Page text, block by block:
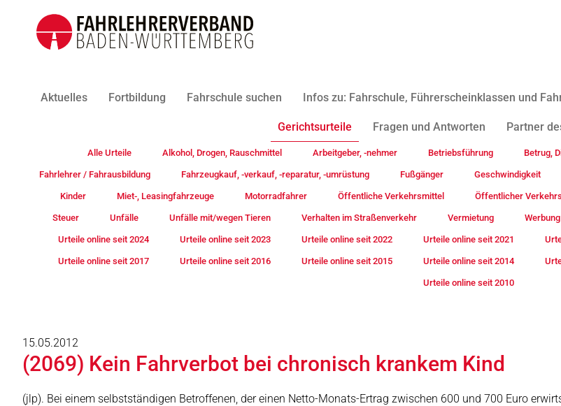
Aktuelles Fortbildung Fahrschule suchen Infos zu: Fahrschule, Führerscheinklassen und
Gerichtsurteile Fragen und Antworten Partner
Alle Urteile Alkohol, Drogen, Rauschmittel Arbeitgeber, -nehmer Betriebsführung Betrug,
Fahrlehrer / Fahrausbildung Fahrzeugkauf, -verkauf, -reparatur, -umrüstung Fußgänger Geschwindigkeit
Kinder Miet-, Leasingfahrzeuge Motorradfahrer Öffentliche Verkehrsmittel Öffentlicher
Steuer Unfälle Unfälle mit/wegen Tieren Verhalten im Straßenverkehr Vermietung Werbung
Urteile online seit 2024 Urteile online seit 2023 Urteile online seit 2022 Urteile online seit 2021
Urteile online seit 2017 Urteile online seit 2016 Urteile online seit 2015 Urteile online seit 2014
Urteile online seit 2010
15.05.2012
(2069) Kein Fahrverbot bei chronisch krankem Kind
(jlp). Bei einem selbstständigen Betroffenen, der einen Netto-Monats-Ertrag zwischen 600 und 700 Euro